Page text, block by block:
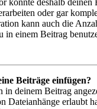
oder gar
kann auch die
in einem Beitrag
Beiträge einfügen?
in deinem Beitrag
Dateianhänge erlaubt